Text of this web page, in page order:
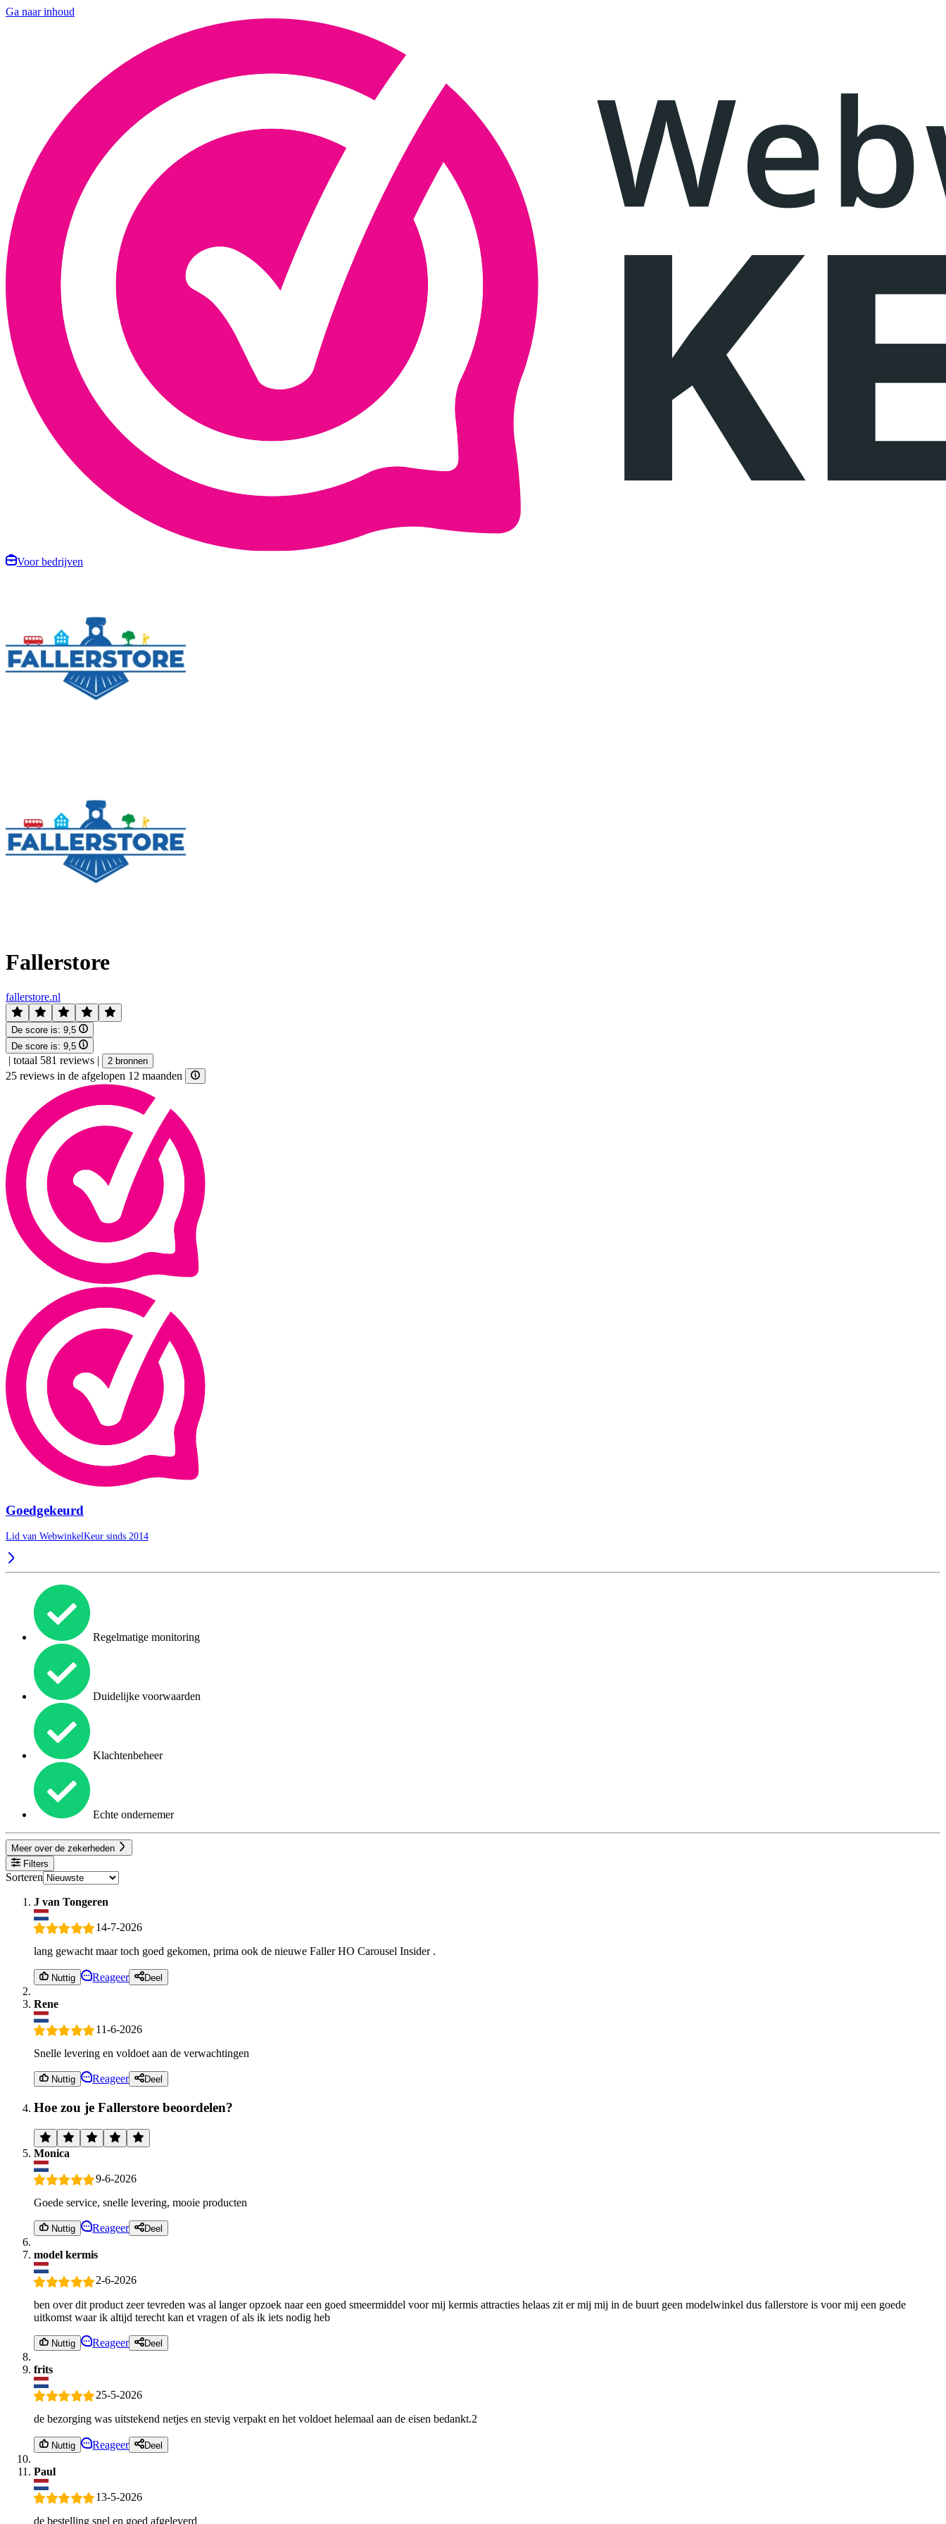
Ga naar inhoud
Voor bedrijven
Fallerstore
fallerstore.nl
De score is: 9,5
De score is: 9,5
| totaal 581 reviews | 2 bronnen
25 reviews in de afgelopen 12 maanden
Goedgekeurd
Lid van WebwinkelKeur sinds 2014
Regelmatige monitoring
Duidelijke voorwaarden
Klachtenbeheer
Echte ondernemer
Meer over de zekerheden
Filters
Sorteren
J van Tongeren
14-7-2026
lang gewacht maar toch goed gekomen, prima ook de nieuwe Faller HO Carousel Insider .
Nuttig Reageer Deel
Rene
11-6-2026
Snelle levering en voldoet aan de verwachtingen
Nuttig Reageer Deel
Hoe zou je Fallerstore beoordelen?
Monica
9-6-2026
Goede service, snelle levering, mooie producten
Nuttig Reageer Deel
model kermis
2-6-2026
ben over dit product zeer tevreden was al langer opzoek naar een goed smeermiddel voor mij kermis attracties helaas zit er mij mij in de buurt geen modelwinkel dus fallerstore is voor mij een goede
uitkomst waar ik altijd terecht kan et vragen of als ik iets nodig heb
Nuttig Reageer Deel
frits
25-5-2026
de bezorging was uitstekend netjes en stevig verpakt en het voldoet helemaal aan de eisen bedankt.2
Nuttig Reageer Deel
Paul
13-5-2026
de bestelling snel en goed afgeleverd